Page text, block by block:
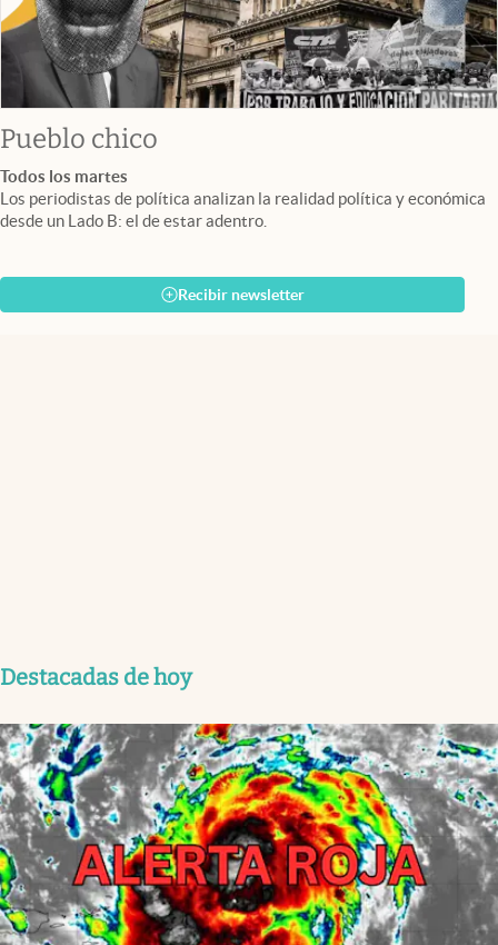
Pueblo chico
Todos los martes
Los periodistas de política analizan la realidad política y económica
desde un Lado B: el de estar adentro.
Recibir newsletter
Destacadas de hoy